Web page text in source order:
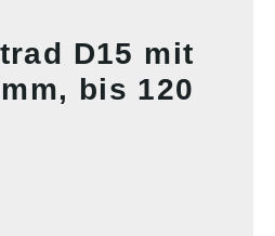
D15 mit
bis 120